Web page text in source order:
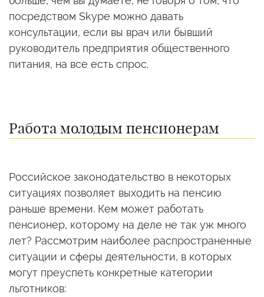
посредством Skype можно давать
консультации, если вы врач или бывший
руководитель предприятия общественного
питания, на все есть спрос.
Работа молодым пенсионерам
Российское законодательство в некоторых
ситуациях позволяет выходить на пенсию
раньше времени. Кем может работать
пенсионер, которому на деле не так уж много
лет? Рассмотрим наиболее распространенные
ситуации и сферы деятельности, в которых
могут преуспеть конкретные категории
льготников: